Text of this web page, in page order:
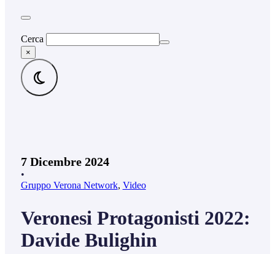
Cerca
×
7 Dicembre 2024
•
Gruppo Verona Network, Video
Veronesi Protagonisti 2022:
Davide Bulighin